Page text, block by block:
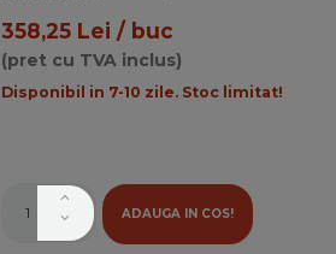
358,25 Lei / buc
(pret cu TVA inclus)
Disponibil in 7-10 zile. Stoc limitat!
ADAUGA IN COS!